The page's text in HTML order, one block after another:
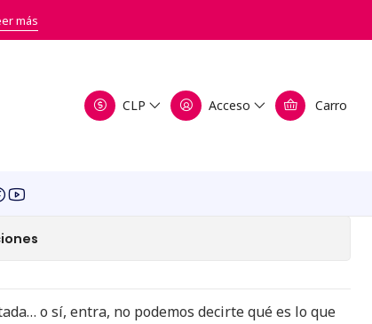
CLP Acceso Carro
más2da Edición
- Pesadillas
Edición
o sí, entra, no podemos decirte qué es lo que